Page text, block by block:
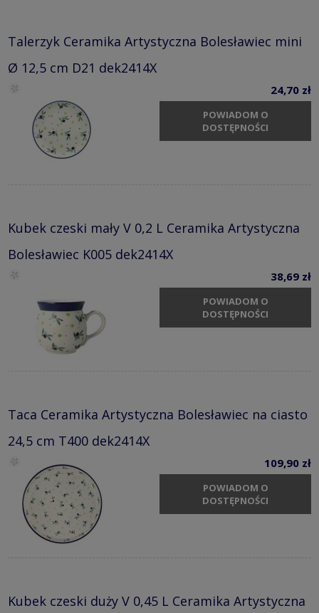
Talerzyk Ceramika Artystyczna Bolesławiec mini
Ø 12,5 cm D21 dek2414X
24,70 zł
POWIADOM O
DOSTĘPNOŚCI
Kubek czeski mały V 0,2 L Ceramika Artystyczna
Bolesławiec K005 dek2414X
38,69 zł
POWIADOM O
DOSTĘPNOŚCI
Taca Ceramika Artystyczna Bolesławiec na ciasto
24,5 cm T400 dek2414X
109,90 zł
POWIADOM O
DOSTĘPNOŚCI
Kubek czeski duży V 0,45 L Ceramika Artystyczna